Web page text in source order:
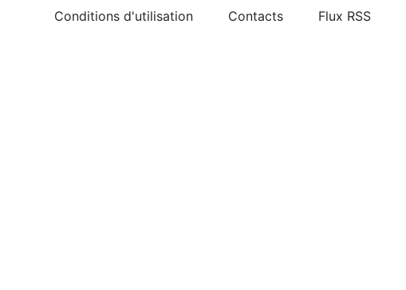
Conditions d'utilisation Contacts Flux RSS